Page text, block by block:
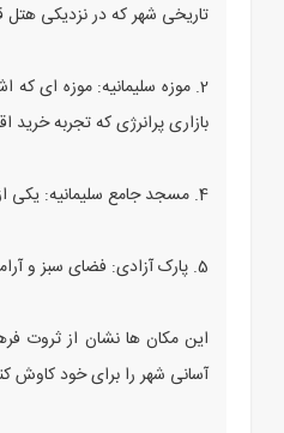
تاریخی شهر که در نزدیکی هتل
بازاری پرانرژی که تجربه خرید
4. مسجد جامع سلیمانیه: یکی از بزرگترین و مهم‌ ترین مساجد شهر که با معماری زیبا و منحصر به فرد خود، جذب گردشگران ومسافران است.
5. پارک آزادی: فضای سبز و آرامی که مناسب برای استراحت و پیاده‌ روی است و در فاصله نزدیکی از هتل لاوه قرار دارد.
این مکان‌ ها نشان از ثروت
آسانی شهر را برای خود کاوش